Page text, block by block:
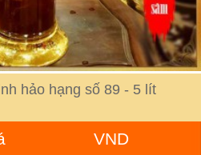
hảo hạng số 89 - 5 lít
VND